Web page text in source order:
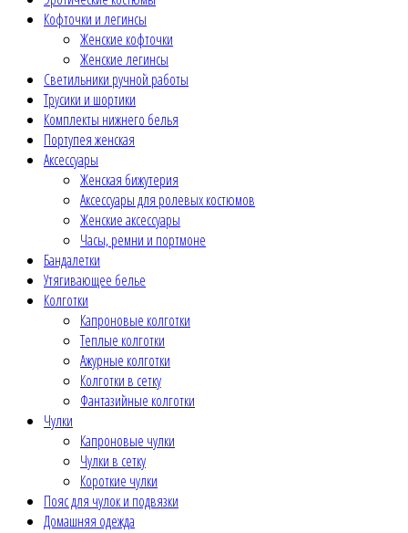
Кофточки и легинсы
Женские кофточки
Женские легинсы
Светильники ручной работы
Трусики и шортики
Комплекты нижнего белья
Портупея женская
Аксессуары
Женская бижутерия
Аксессуары для ролевых костюмов
Женские аксессуары
Часы, ремни и портмоне
Бандалетки
Утягивающее белье
Колготки
Капроновые колготки
Теплые колготки
Ажурные колготки
Колготки в сетку
Фантазийные колготки
Чулки
Капроновые чулки
Чулки в сетку
Короткие чулки
Пояс для чулок и подвязки
Домашняя одежда